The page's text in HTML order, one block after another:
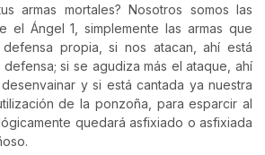
armas mortales? Nosotros somos las
el Ángel 1, simplemente las armas que
propia, si nos atacan, ahí está
si se agudiza más el ataque, ahí
y si está cantada ya nuestra
de la ponzoña, para esparcir al
quedará asfixiado o asfixiada